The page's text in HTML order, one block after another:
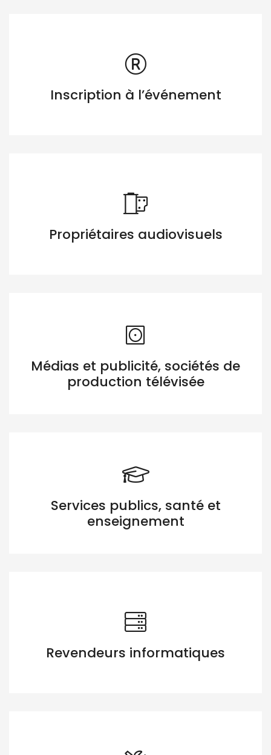
Inscription à l’événement
Propriétaires audiovisuels
Médias et publicité, sociétés de
production télévisée
Services publics, santé et
enseignement
Revendeurs informatiques